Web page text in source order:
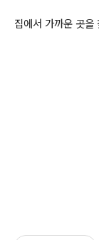
집에서 가까운 곳을